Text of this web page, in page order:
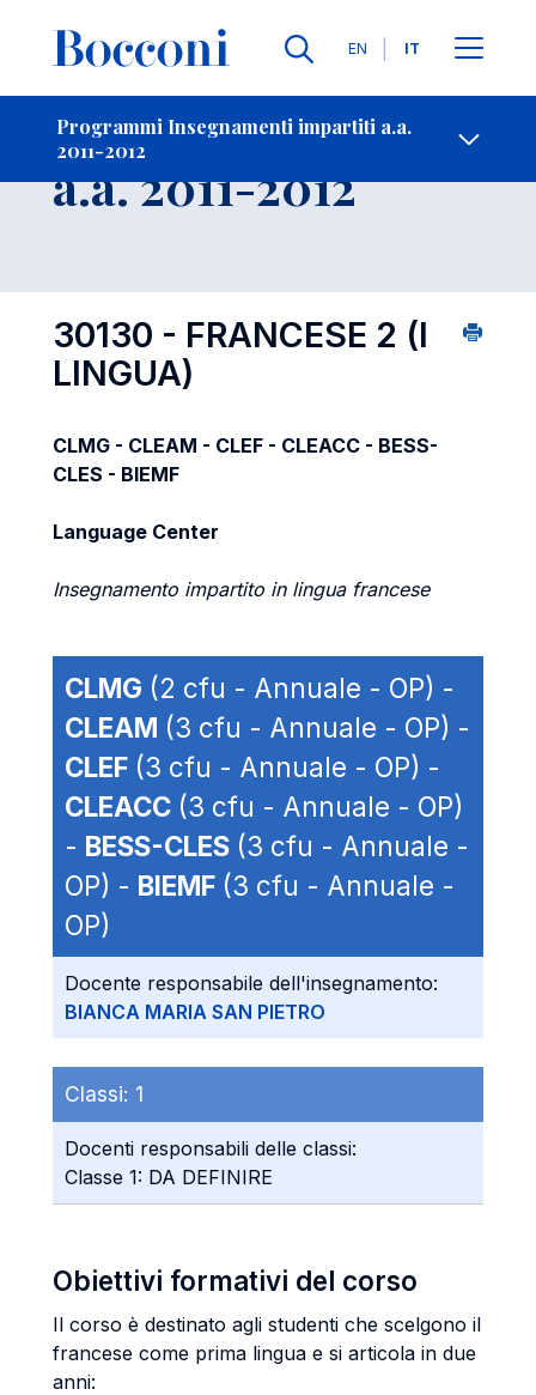
Lingue
EN IT
Programmi Insegnamenti impartiti a.a.
2011-2012
-
Insegnamento
a.a. 2011-2012
30130 - FRANCESE 2 (I
LINGUA)
CLMG - CLEAM - CLEF - CLEACC - BESS-
CLES - BIEMF
Language Center
Insegnamento impartito in lingua francese
CLMG (2 cfu - Annuale - OP) -
CLEAM (3 cfu - Annuale - OP) -
CLEF (3 cfu - Annuale - OP) -
CLEACC (3 cfu - Annuale - OP)
- BESS-CLES (3 cfu - Annuale -
OP) - BIEMF (3 cfu - Annuale -
OP)
Docente responsabile dell'insegnamento:
BIANCA MARIA SAN PIETRO
Classi: 1
Docenti responsabili delle classi:
Classe 1: DA DEFINIRE
Obiettivi formativi del corso
Il corso è destinato agli studenti che scelgono il
francese come prima lingua e si articola in due
anni: